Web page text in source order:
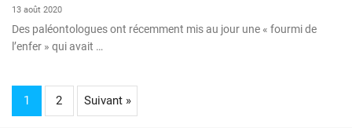
13 août 2020
Des paléontologues ont récemment mis au jour une « fourmi de
l’enfer » qui avait …
1 2 Suivant »